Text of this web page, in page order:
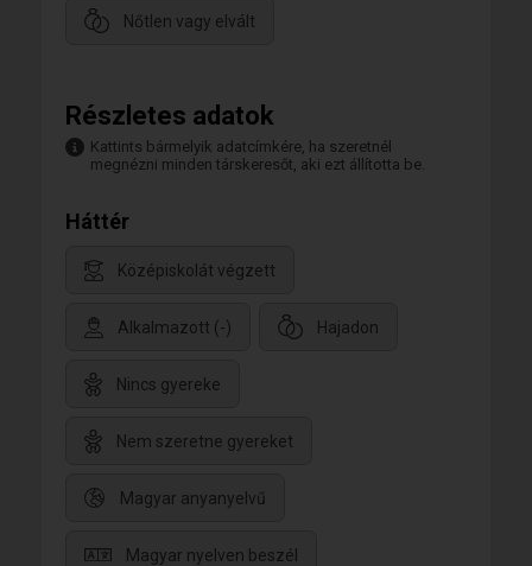
Nőtlen vagy elvált
Részletes adatok
Kattints bármelyik adatcímkére, ha szeretnél
megnézni minden társkeresőt, aki ezt állította be.
Háttér
Középiskolát végzett
Alkalmazott (-) Hajadon
Nincs gyereke
Nem szeretne gyereket
Magyar anyanyelvű
Magyar nyelven beszél